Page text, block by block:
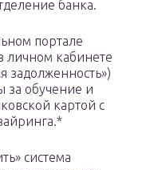
банка.
портале
личном кабинете
задолженность»)
за обучение и
картой с
система